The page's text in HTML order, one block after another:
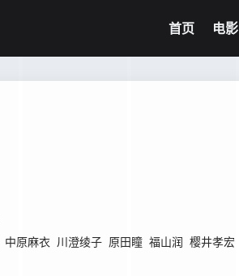
首页 电影
中原麻衣 川澄绫子 原田瞳 福山润 樱井孝宏